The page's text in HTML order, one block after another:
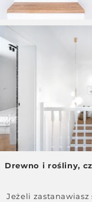
Drewno i rośliny,
Jeżeli zastanawiasz